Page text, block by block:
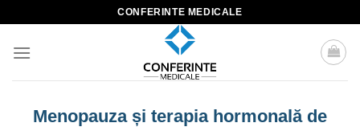
content
CONFERINTE MEDICALE
Menopauza și terapia hormonală de